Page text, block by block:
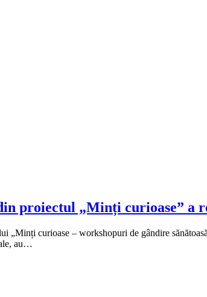
proiectul „Minți curioase” a
curioase – workshopuri de gândire
au…